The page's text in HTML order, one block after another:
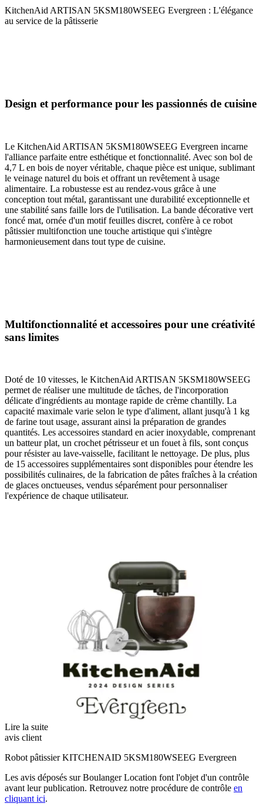
KitchenAid ARTISAN 5KSM180WSEEG Evergreen : L'élégance
au service de la pâtisserie
Design et performance pour les passionnés de cuisine
Le KitchenAid ARTISAN 5KSM180WSEEG Evergreen incarne
l'alliance parfaite entre esthétique et fonctionnalité. Avec son bol de
4,7 L en bois de noyer véritable, chaque pièce est unique, sublimant
le veinage naturel du bois et offrant un revêtement à usage
alimentaire. La robustesse est au rendez-vous grâce à une
conception tout métal, garantissant une durabilité exceptionnelle et
une stabilité sans faille lors de l'utilisation. La bande décorative vert
foncé mat, ornée d'un motif feuilles discret, confère à ce robot
pâtissier multifonction une touche artistique qui s'intègre
harmonieusement dans tout type de cuisine.
Multifonctionnalité et accessoires pour une créativité
sans limites
Doté de 10 vitesses, le KitchenAid ARTISAN 5KSM180WSEEG
permet de réaliser une multitude de tâches, de l'incorporation
délicate d'ingrédients au montage rapide de crème chantilly. La
capacité maximale varie selon le type d'aliment, allant jusqu'à 1 kg
de farine tout usage, assurant ainsi la préparation de grandes
quantités. Les accessoires standard en acier inoxydable, comprenant
un batteur plat, un crochet pétrisseur et un fouet à fils, sont conçus
pour résister au lave-vaisselle, facilitant le nettoyage. De plus, plus
de 15 accessoires supplémentaires sont disponibles pour étendre les
possibilités culinaires, de la fabrication de pâtes fraîches à la création
de glaces onctueuses, vendus séparément pour personnaliser
l'expérience de chaque utilisateur.
Lire la suite
avis client
Robot pâtissier KITCHENAID 5KSM180WSEEG Evergreen
Les avis déposés sur Boulanger Location font l'objet d'un contrôle
avant leur publication. Retrouvez notre procédure de contrôle en
cliquant ici.